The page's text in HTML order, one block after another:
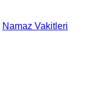
Namaz Vakitleri